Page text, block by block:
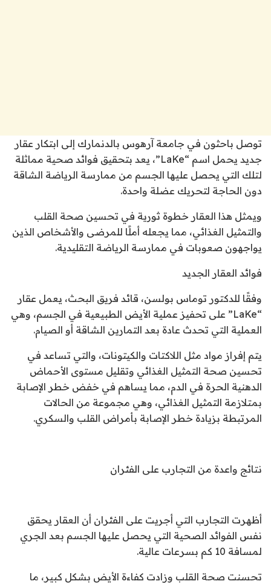
توصل باحثون في جامعة آرهوس بالدنمارك إلى ابتكار عقار
جديد يحمل اسم “LaKe”، يعد بتحقيق فوائد صحية مماثلة
لتلك التي يحصل عليها الجسم من ممارسة الرياضة الشاقة
دون الحاجة لتحريك عضلة واحدة.
ويمثل هذا العقار خطوة ثورية في تحسين صحة القلب
والتمثيل الغذائي، مما يجعله أملًا للمرضى والأشخاص الذين
يواجهون صعوبات في ممارسة الرياضة التقليدية.
فوائد العقار الجديد
وفقًا للدكتور توماس بولسن، قائد فريق البحث، يعمل عقار
“LaKe” على تحفيز عملية الأيض الطبيعية في الجسم، وهي
العملية التي تحدث عادة بعد التمارين الشاقة أو الصيام.
يتم إفراز مواد مثل اللاكتات والكيتونات، والتي تساعد في
تحسين صحة التمثيل الغذائي وتقليل مستوى الأحماض
الدهنية الحرة في الدم، مما يساهم في خفض خطر الإصابة
بمتلازمة التمثيل الغذائي، وهي مجموعة من الحالات
المرتبطة بزيادة خطر الإصابة بأمراض القلب والسكري.
نتائج واعدة من التجارب على الفئران
أظهرت التجارب التي أجريت على الفئران أن العقار يحقق
نفس الفوائد الصحية التي يحصل عليها الجسم بعد الجري
لمسافة 10 كم بسرعات عالية.
تحسنت صحة القلب وزادت كفاءة الأيض بشكل كبير، ما